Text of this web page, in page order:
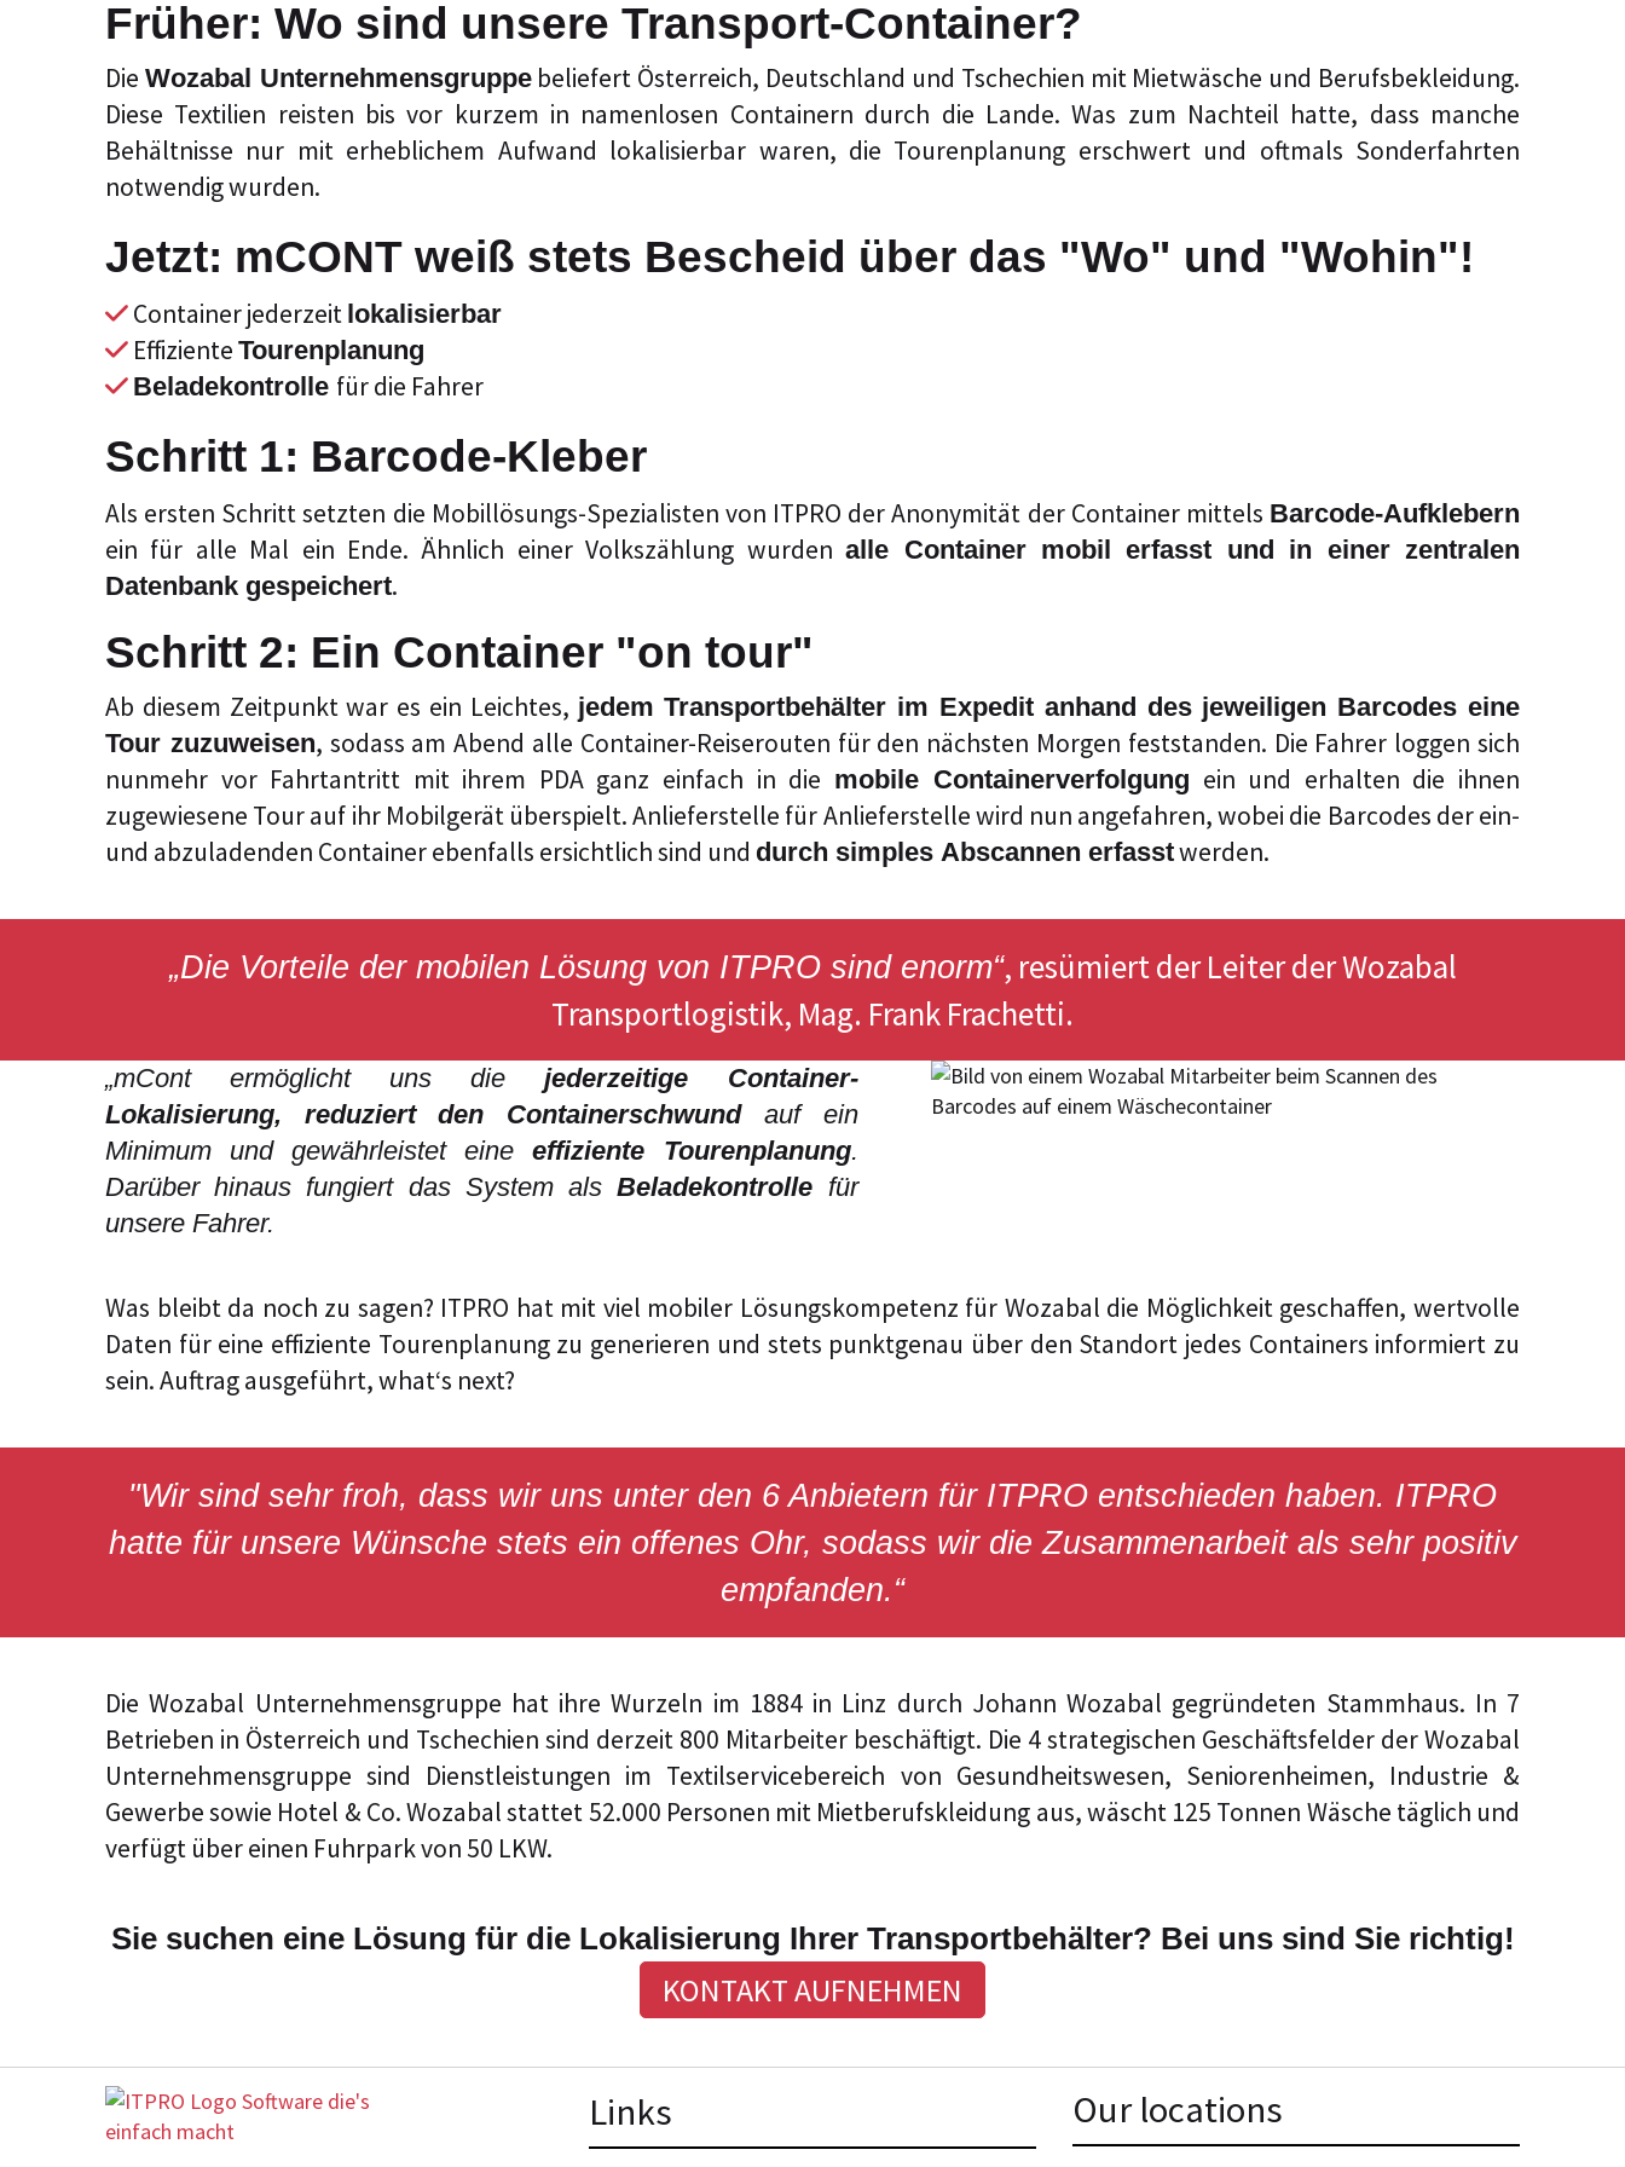
Früher: Wo sind unsere Transport-Container?
Die Wozabal Unternehmensgruppebeliefert Österreich, Deutschland und Tschechien mit Mietwäsche und Berufsbekleidung.
Diese Textilien reisten bis vor kurzem in namenlosen Containern durch die Lande. Was zum Nachteil hatte, dass manche
Behältnisse nur mit erheblichem Aufwand lokalisierbar waren, die Tourenplanung erschwert und oftmals Sonderfahrten
notwendig wurden.
Jetzt: mCONT weiß stets Bescheid über das "Wo" und "Wohin"!
Container jederzeit lokalisierbar
Effiziente Tourenplanung
Beladekontrolle für die Fahrer
Schritt 1: Barcode-Kleber
Als ersten Schritt setzten die Mobillösungs-Spezialisten von ITPRO der Anonymität der Container mittels Barcode-Aufklebern
ein für alle Mal ein Ende. Ähnlich einer Volkszählung wurdenalle Container mobil erfasst und in einer zentralen
Datenbank gespeichert.
Schritt 2: Ein Container "on tour"
Ab diesem Zeitpunkt war es ein Leichtes, jedem Transportbehälter im Expedit anhand des jeweiligen Barcodes eine
Tour zuzuweisen, sodass am Abend alle Container-Reiserouten für den nächsten Morgen feststanden. Die Fahrer loggen sich
nunmehr vor Fahrtantritt mit ihrem PDA ganz einfach in die mobile Containerverfolgung ein und erhalten die ihnen
zugewiesene Tour auf ihr Mobilgerät überspielt. Anlieferstelle für Anlieferstelle wird nun angefahren, wobei die Barcodes der ein-
und abzuladenden Container ebenfalls ersichtlich sind und durch simples Abscannen erfasstwerden.
„Die Vorteile der mobilen Lösung von ITPRO sind enorm“, resümiert der Leiter der Wozabal
Transportlogistik, Mag. Frank Frachetti.
„mCont ermöglicht uns diejederzeitige Container-
Lokalisierung, reduziert den Containerschwundauf ein
Minimum und gewährleistet eineeffiziente Tourenplanung.
Darüber hinaus fungiert das System alsBeladekontrolle für
unsere Fahrer.
Was bleibt da noch zu sagen? ITPRO hat mit viel mobiler Lösungskompetenz für Wozabal die Möglichkeit geschaffen, wertvolle
Daten für eine effiziente Tourenplanung zu generieren und stets punktgenau über den Standort jedes Containers informiert zu
sein. Auftrag ausgeführt, what‘s next?
"Wir sind sehr froh, dass wir uns unter den 6 Anbietern für ITPRO entschieden haben. ITPRO
hatte für unsere Wünsche stets ein offenes Ohr, sodass wir die Zusammenarbeit als sehr positiv
empfanden.“
Die Wozabal Unternehmensgruppe hat ihre Wurzeln im 1884 in Linz durch Johann Wozabal gegründeten Stammhaus. In 7
Betrieben in Österreich und Tschechien sind derzeit 800 Mitarbeiter beschäftigt. Die 4 strategischen Geschäftsfelder der Wozabal
Unternehmensgruppe sind Dienstleistungen im Textilservicebereich von Gesundheitswesen, Seniorenheimen, Industrie &
Gewerbe sowie Hotel & Co. Wozabal stattet 52.000 Personen mit Mietberufskleidung aus, wäscht 125 Tonnen Wäsche täglich und
verfügt über einen Fuhrpark von 50 LKW.
Sie suchen eine Lösung für die Lokalisierung Ihrer Transportbehälter? Bei uns sind Sie richtig!
KONTAKT AUFNEHMEN
Links Our locations